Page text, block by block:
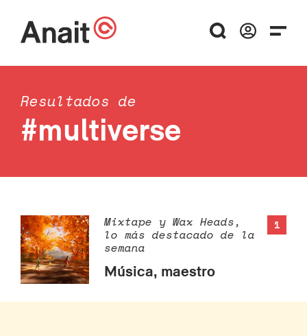
Resultados de
#multiverse
1
Mixtape y Wax Heads,
lo más destacado de la
semana
Música, maestro